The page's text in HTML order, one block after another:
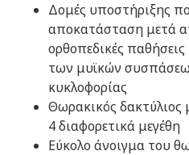
Δομές υποστήριξης
αποκατάσταση μετά
ορθοπεδικές
των μυϊκών
κυκλοφορίας
Θωρακικός δακτύλιος
4 διαφορετικά μεγέθη
Εύκολο άνοιγμα του